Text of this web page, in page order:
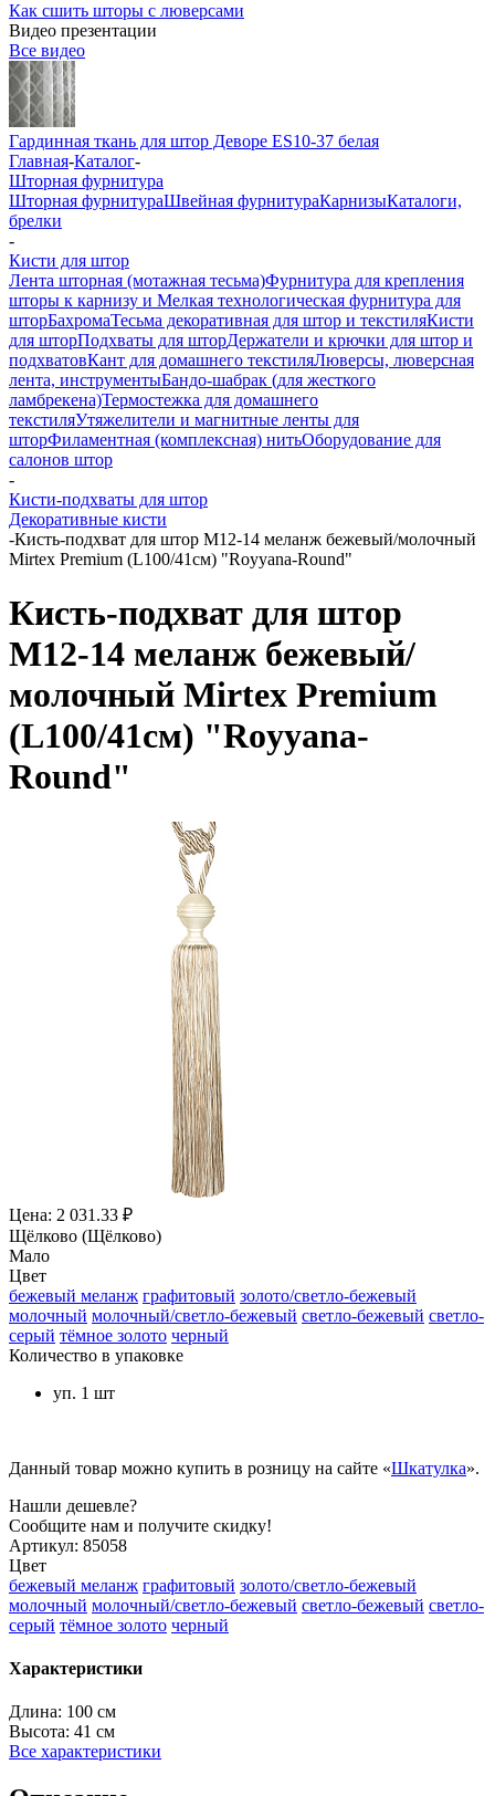
Как сшить шторы с люверсами
Видео презентации
Все видео
Гардинная ткань для штор Деворе ES10-37 белая
Главная-Каталог-
Шторная фурнитура
Шторная фурнитураШвейная фурнитураКарнизыКаталоги,
брелки
-
Кисти для штор
Лента шторная (мотажная тесьма)Фурнитура для крепления
шторы к карнизу и Мелкая технологическая фурнитура для
шторБахромаТесьма декоративная для штор и текстиляКисти
для шторПодхваты для шторДержатели и крючки для штор и
подхватовКант для домашнего текстиляЛюверсы, люверсная
лента, инструментыБандо-шабрак (для жесткого
ламбрекена)Термостежка для домашнего
текстиляУтяжелители и магнитные ленты для
шторФиламентная (комплексная) нитьОборудование для
салонов штор
-
Кисти-подхваты для штор
Декоративные кисти
-Кисть-подхват для штор M12-14 меланж бежевый/молочный
Mirtex Premium (L100/41см) "Royyana-Round"
Кисть-подхват для штор
M12-14 меланж бежевый/
молочный Mirtex Premium
(L100/41см) "Royyana-
Round"
Цена: 2 031.33 ₽
Щёлково (Щёлково)
Мало
Цвет
бежевый меланж графитовый золото/светло-бежевый
молочный молочный/светло-бежевый светло-бежевый светло-
серый тёмное золото черный
Количество в упаковке
уп. 1 шт
Данный товар можно купить в розницу на сайте «Шкатулка».
Нашли дешевле?
Сообщите нам и получите скидку!
Артикул: 85058
Цвет
бежевый меланж графитовый золото/светло-бежевый
молочный молочный/светло-бежевый светло-бежевый светло-
серый тёмное золото черный
Характеристики
Длина: 100 см
Высота: 41 см
Все характеристики